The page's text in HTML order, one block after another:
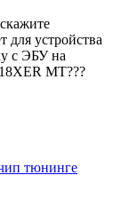
для устройства
с ЭБУ на
MT???
тюнинге